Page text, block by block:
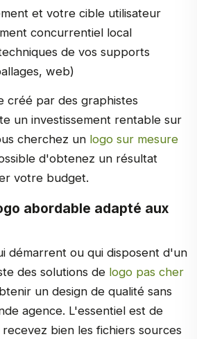
et votre cible utilisateur
concurrentiel local
de vos supports
web)
créé par des graphistes
un investissement rentable sur
cherchez un logo sur mesure
d'obtenez un résultat
votre budget.
abordable adapté aux
démarrent ou qui disposent d'un
des solutions de logo pas cher
un design de qualité sans
agence. L'essentiel est de
bien les fichiers sources